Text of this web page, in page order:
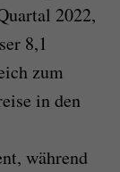
2022,
8,1
zum
in den
während